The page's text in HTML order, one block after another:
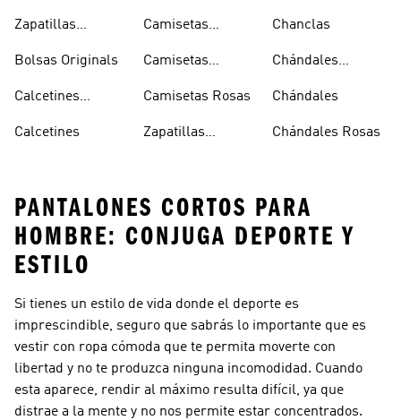
Zapatillas
Blancas
Bolsas Originals
Calcetines
Blancos
Calcetines
Camisetas
Camisetas
Camisetas Rosas
Zapatillas
Chanclas
Chándales
Chándales
Chándales Rosas
PANTALONES CORTOS PARA
HOMBRE: CONJUGA DEPORTE Y
ESTILO
Si tienes un estilo de vida donde el deporte es
imprescindible, seguro que sabrás lo importante que es
vestir con ropa cómoda que te permita moverte con
libertad y no te produzca ninguna incomodidad. Cuando
esta aparece, rendir al máximo resulta difícil, ya que
distrae a la mente y no nos permite estar concentrados.